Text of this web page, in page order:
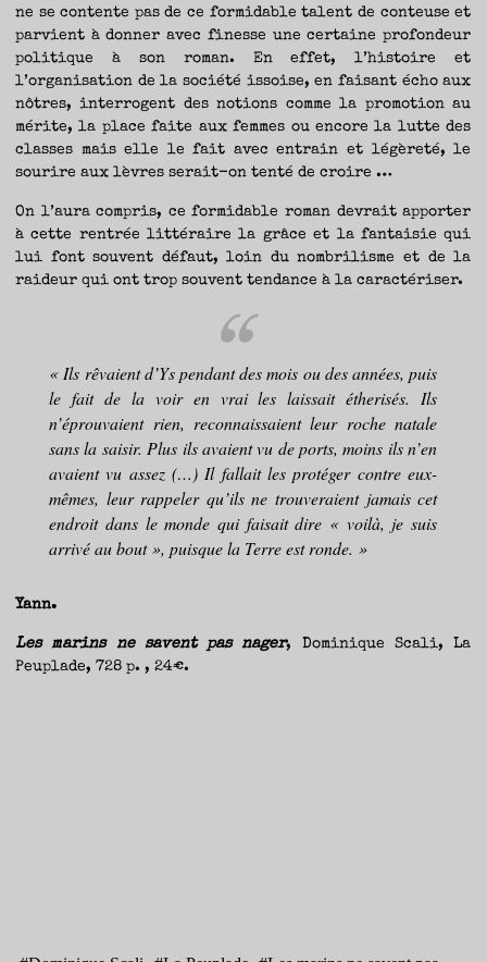
ne se contente pas de ce formidable talent de conteuse et
parvient à donner avec finesse une certaine profondeur
politique à son roman. En effet, l’histoire et
l’organisation de la société issoise, en faisant écho aux
nôtres, interrogent des notions comme la promotion au
mérite, la place faite aux femmes ou encore la lutte des
classes mais elle le fait avec entrain et légèreté, le
sourire aux lèvres serait-on tenté de croire …
On l’aura compris, ce formidable roman devrait apporter
à cette rentrée littéraire la grâce et la fantaisie qui
lui font souvent défaut, loin du nombrilisme et de la
raideur qui ont trop souvent tendance à la caractériser.
« Ils rêvaient d’Ys pendant des mois ou des années, puis
le fait de la voir en vrai les laissait étherisés. Ils
n’éprouvaient rien, reconnaissaient leur roche natale
sans la saisir. Plus ils avaient vu de ports, moins ils n’en
avaient vu assez (…) Il fallait les protéger contre eux-
mêmes, leur rappeler qu’ils ne trouveraient jamais cet
endroit dans le monde qui faisait dire « voilà, je suis
arrivé au bout », puisque la Terre est ronde. »
Yann.
Les marins ne savent pas nager, Dominique Scali, La
Peuplade, 728 p. , 24€.